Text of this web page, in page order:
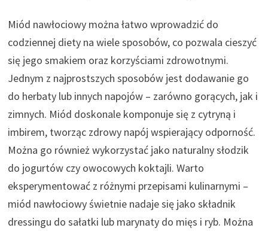
Miód nawłociowy można łatwo wprowadzić do
codziennej diety na wiele sposobów, co pozwala cieszyć
się jego smakiem oraz korzyściami zdrowotnymi.
Jednym z najprostszych sposobów jest dodawanie go
do herbaty lub innych napojów – zarówno gorących, jak i
zimnych. Miód doskonale komponuje się z cytryną i
imbirem, tworząc zdrowy napój wspierający odporność.
Można go również wykorzystać jako naturalny słodzik
do jogurtów czy owocowych koktajli. Warto
eksperymentować z różnymi przepisami kulinarnymi –
miód nawłociowy świetnie nadaje się jako składnik
dressingu do sałatki lub marynaty do mięs i ryb. Można